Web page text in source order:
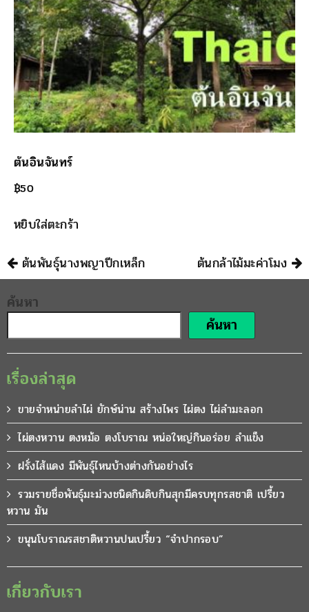
ต้นอินจันทร์
฿50
หยิบใส่ตะกร้า
นำทาง
ต้นพันธุ์นางพญาปีกเหล็ก ต้นกล้าไม้มะค่าโมง
ค้นหา
ค้นหา
เรื่องล่าสุด
ขายจำหน่ายลำไผ่ ยักษ์น่าน สร้างไพร ไผ่ตง ไผ่ลำมะลอก
ไผ่ตงหวาน ตงหม้อ ตงโบราณ หน่อใหญ่กินอร่อย ลำแข็ง
ฝรั่งไส้แดง มีพันธุ์ไหนบ้างต่างกันอย่างไร
รวมรายชื่อพันธุ์มะม่วงชนิดกินดิบกินสุกมีครบทุกรสชาติ เปรี้ยว
หวาน มัน
ขนุนโบราณรสชาติหวานปนเปรี้ยว “จำปากรอบ”
เกี่ยวกับเรา